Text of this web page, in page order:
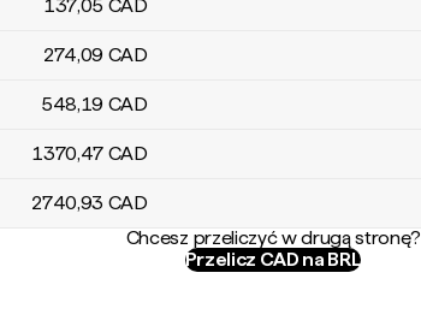
137,05 CAD
274,09 CAD
548,19 CAD
1370,47 CAD
2740,93 CAD
Chcesz przeliczyć w drugą stronę?
Przelicz CAD na BRL